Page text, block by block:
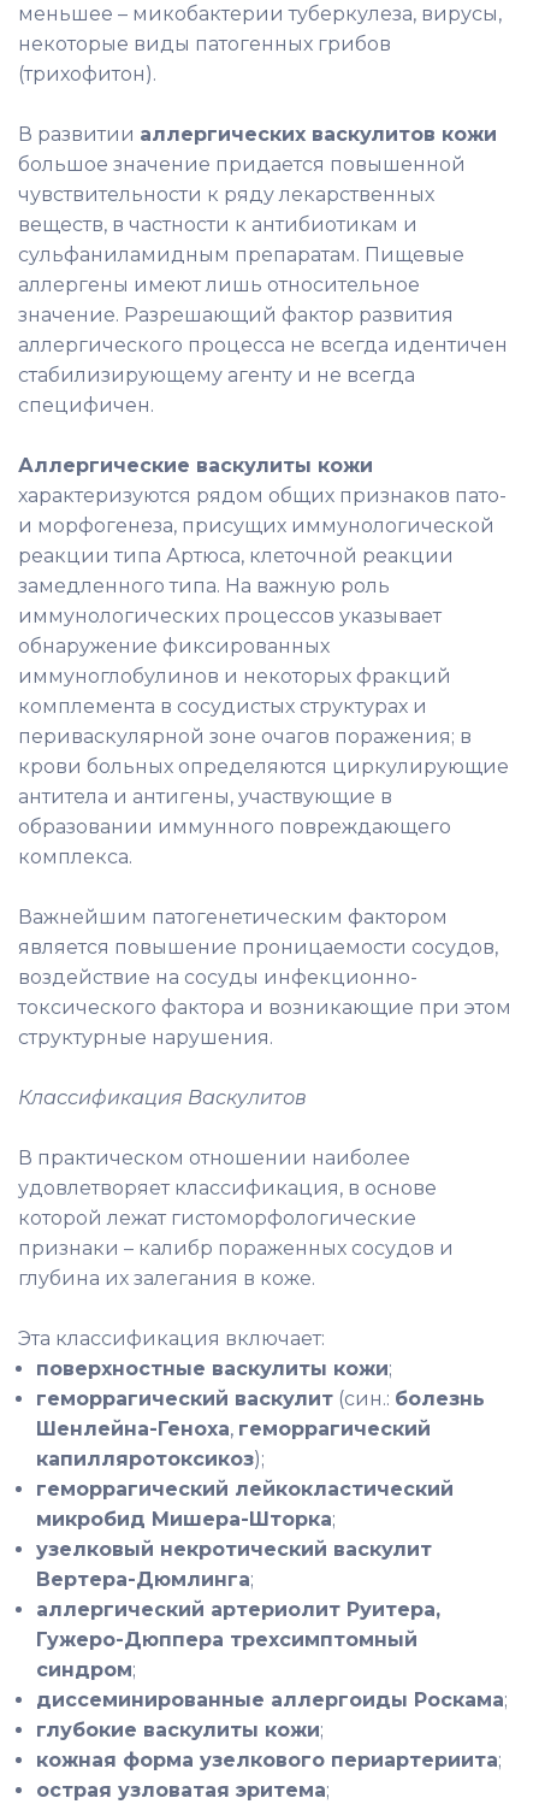
меньшее – микобактерии туберкулеза, вирусы,
некоторые виды патогенных грибов
(трихофитон).
В развитии аллергических васкулитов кожи
большое значение придается повышенной
чувствительности к ряду лекарственных
веществ, в частности к антибиотикам и
сульфаниламидным препаратам. Пищевые
аллергены имеют лишь относительное
значение. Разрешающий фактор развития
аллергического процесса не всегда идентичен
стабилизирующему агенту и не всегда
специфичен.
Аллергические васкулиты кожи
характеризуются рядом общих признаков пато-
и морфогенеза, присущих иммунологической
реакции типа Артюса, клеточной реакции
замедленного типа. На важную роль
иммунологических процессов указывает
обнаружение фиксированных
иммуноглобулинов и некоторых фракций
комплемента в сосудистых структурах и
периваскулярной зоне очагов поражения; в
крови больных определяются циркулирующие
антитела и антигены, участвующие в
образовании иммунного повреждающего
комплекса.
Важнейшим патогенетическим фактором
является повышение проницаемости сосудов,
воздействие на сосуды инфекционно-
токсического фактора и возникающие при этом
структурные нарушения.
Классификация Васкулитов
В практическом отношении наиболее
удовлетворяет классификация, в основе
которой лежат гистоморфологические
признаки – калибр пораженных сосудов и
глубина их залегания в коже.
Эта классификация включает:
поверхностные васкулиты кожи;
геморрагический васкулит (син.: болезнь
Шенлейна-Геноха, геморрагический
капилляротоксикоз);
геморрагический лейкокластический
микробид Мишера-Шторка;
узелковый некротический васкулит
Вертера-Дюмлинга;
аллергический артериолит Руитера,
Гужеро-Дюппера трехсимптомный
синдром;
диссеминированные аллергоиды Роскама;
глубокие васкулиты кожи;
кожная форма узелкового периартериита;
острая узловатая эритема;